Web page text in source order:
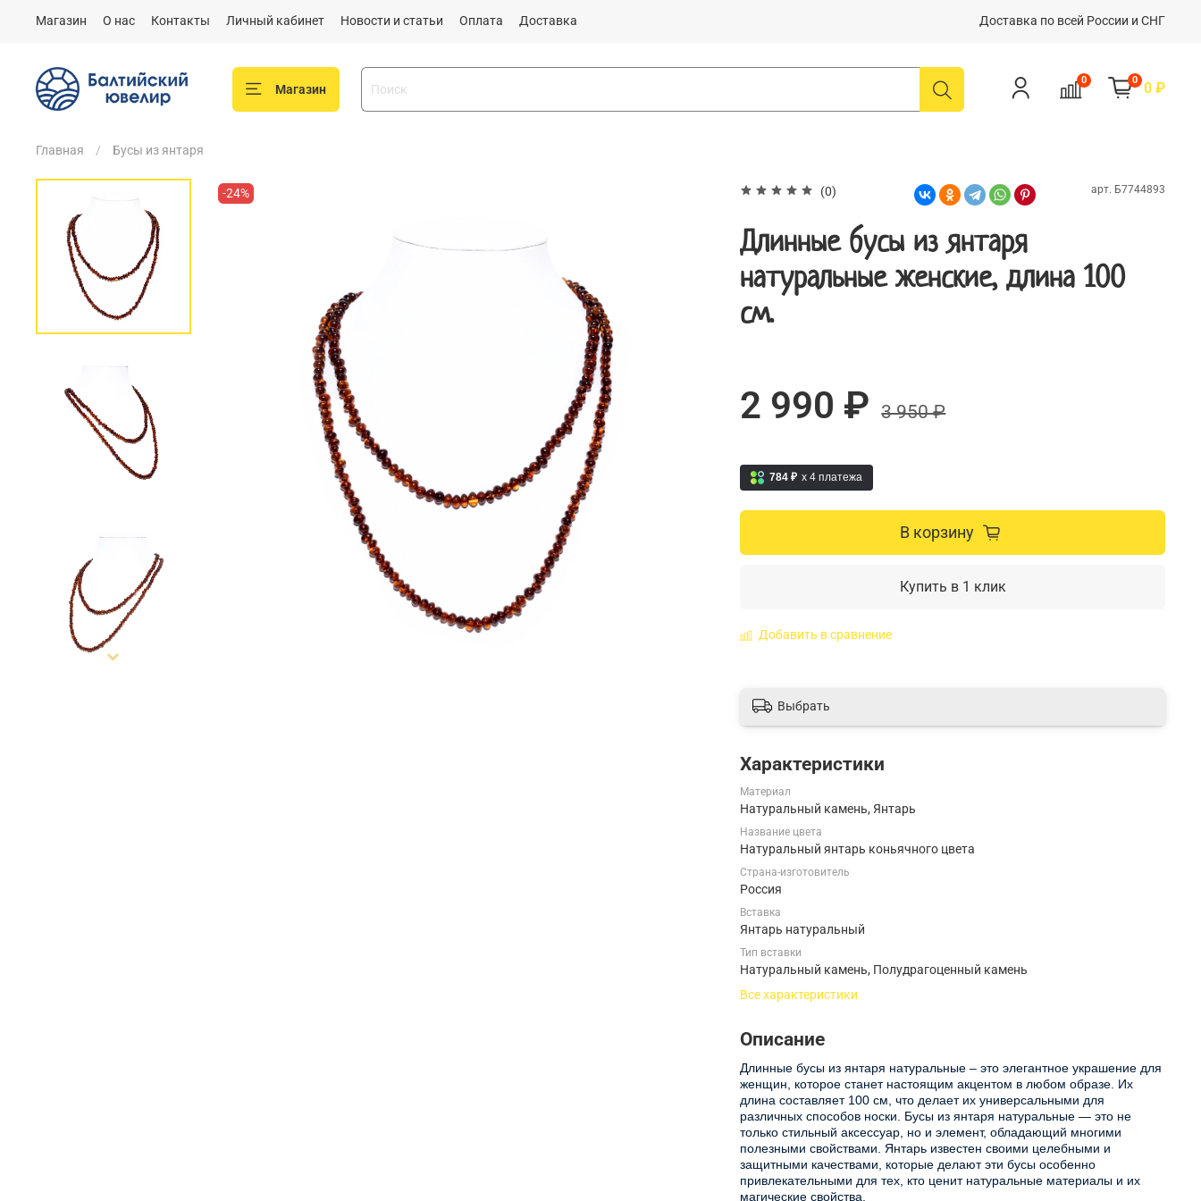
Магазин О нас Контакты Личный кабинет Новости и статьи Оплата Доставка Доставка по всей России и СНГ
Магазин
0 0 0 ₽
Главная Бусы из янтаря
-24% (0) арт. Б7744893
Длинные бусы из янтаря
натуральные женские, длина 100
см.
2 990 ₽ 3 950 ₽
784 ₽ x 4платежа
В корзину
Купить в 1 клик
Добавить в сравнение
Выбрать
Характеристики
Материал
Натуральный камень, Янтарь
Название цвета
Натуральный янтарь коньячного цвета
Страна-изготовитель
Россия
Вставка
Янтарь натуральный
Тип вставки
Натуральный камень, Полудрагоценный камень
Все характеристики
Описание
Длинные бусы из янтаря натуральные – это элегантное украшение для
женщин, которое станет настоящим акцентом в любом образе. Их
длина составляет 100 см, что делает их универсальными для
различных способов носки. Бусы из янтаря натуральные — это не
только стильный аксессуар, но и элемент, обладающий многими
полезными свойствами. Янтарь известен своими целебными и
защитными качествами, которые делают эти бусы особенно
привлекательными для тех, кто ценит натуральные материалы и их
магические свойства.